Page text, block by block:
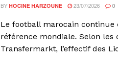
BY HOCINE HARZOUNE 23/07/2026 0
Le football marocain continue
référence mondiale. Selon les
Transfermarkt, l’effectif des